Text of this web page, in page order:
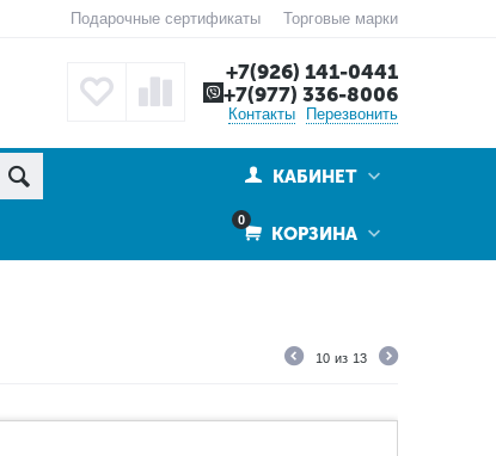
Подарочные сертификаты Торговые марки
+7(926) 141-0441
+7(977) 336-8006
Контакты Перезвонить
КАБИНЕТ
0
КОРЗИНА
10 из 13